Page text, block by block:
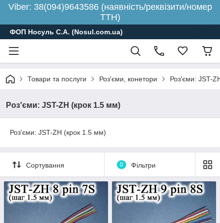
Viber: 38(094)9643586 (наявність/реквізити/номер
ТТН)
ФОП Носуль С.А. (Nosul.com.ua)
Товари та послуги Роз'єми, конетори Роз'єми: JST-
Роз'єми: JST-ZH (крок 1.5 мм)
Роз'єми: JST-ZH (крок 1.5 мм)
Сортування 0 Фільтри